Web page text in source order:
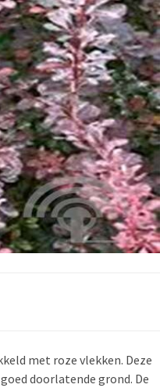
met roze vlekken. Deze
doorlatende grond. De